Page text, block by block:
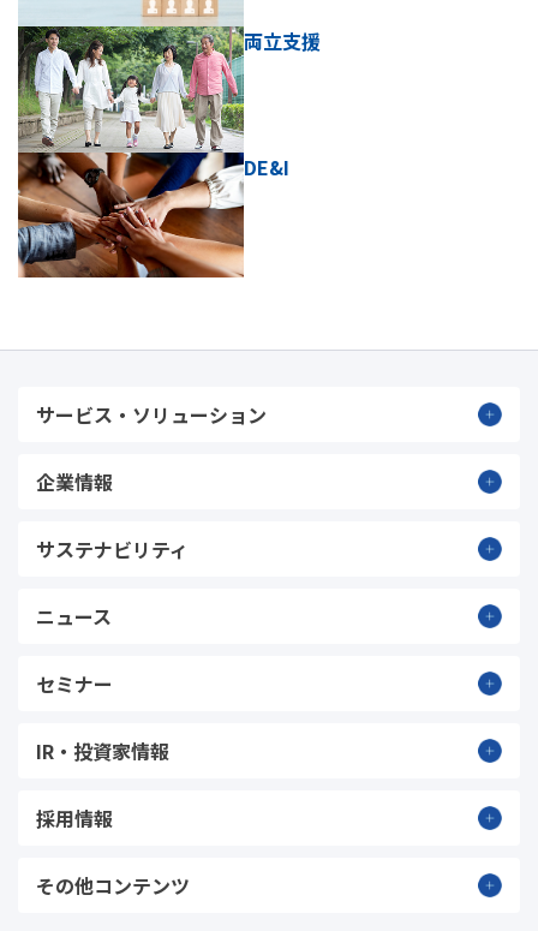
両立支援
DE&I
サービス・ソリューション
企業情報
サステナビリティ
ニュース
セミナー
IR・投資家情報
採用情報
その他コンテンツ